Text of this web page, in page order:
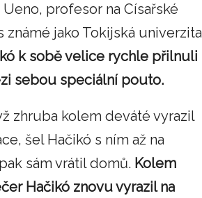
profesor na Císařské
známé jako Tokijská
k sobě velice rychle přilnuli
sebou speciální pouto.
zhruba kolem deváté vyrazil
šel Hačikó s ním až na
sám vrátil domů. Kolem
Hačikó znovu vyrazil na